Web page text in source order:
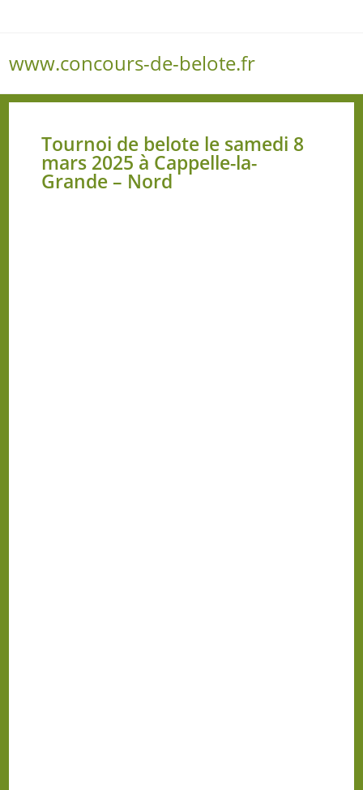
www.concours-de-belote.fr
Tournoi de belote le samedi 8
mars 2025 à Cappelle-la-
Grande – Nord